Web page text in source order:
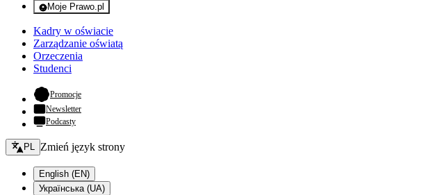
Moje Prawo.pl
- rejestracja i logowanie do serwisu
Kadry w oświacie
Zarządzanie oświatą
Orzeczenia
Studenci
Promocje- otwiera się w nowej karcie
Newsletter
Podcasty
Zmień język - bieżący:
PL Zmień język strony
English (EN)
Українська (UA)